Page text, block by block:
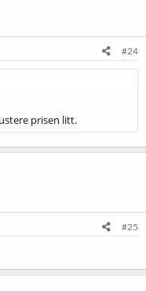
#24
prisen litt.
#25